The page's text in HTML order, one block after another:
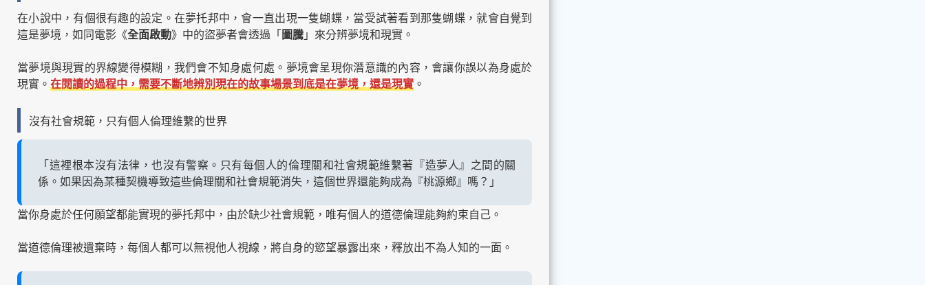
在小說中，有個很有趣的設定。在夢托邦中，會一直出現一隻蝴蝶，當受試著看到那隻蝴蝶，就會自覺到
這是夢境，如同電影《全面啟動》中的盜夢者會透過「 圖騰」來分辨夢境和現實。
當夢境與現實的界線變得模糊，我們會不知身處何處。夢境會呈現你潛意識的內容，會讓你誤以為身處於
現實。 在閱讀的過程中，需要不斷地辨別現在的故事場景到底是在夢境，還是現實 。
沒有社會規範，只有個人倫理維繫的世界
「這裡根本沒有法律，也沒有警察。只有每個人的倫理關和社會規範維繫著『造夢人』之間的關
係。如果因為某種契機導致這些倫理關和社會規範消失，這個世界還能夠成為『桃源鄉』嗎？」
當你身處於任何願望都能實現的夢托邦中，由於缺少社會規範，唯有個人的道德倫理能夠約束自己。
當道德倫理被遺棄時，每個人都可以無視他人視線，將自身的慾望暴露出來，釋放出不為人知的一面。